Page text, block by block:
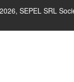
SEPEL SRL